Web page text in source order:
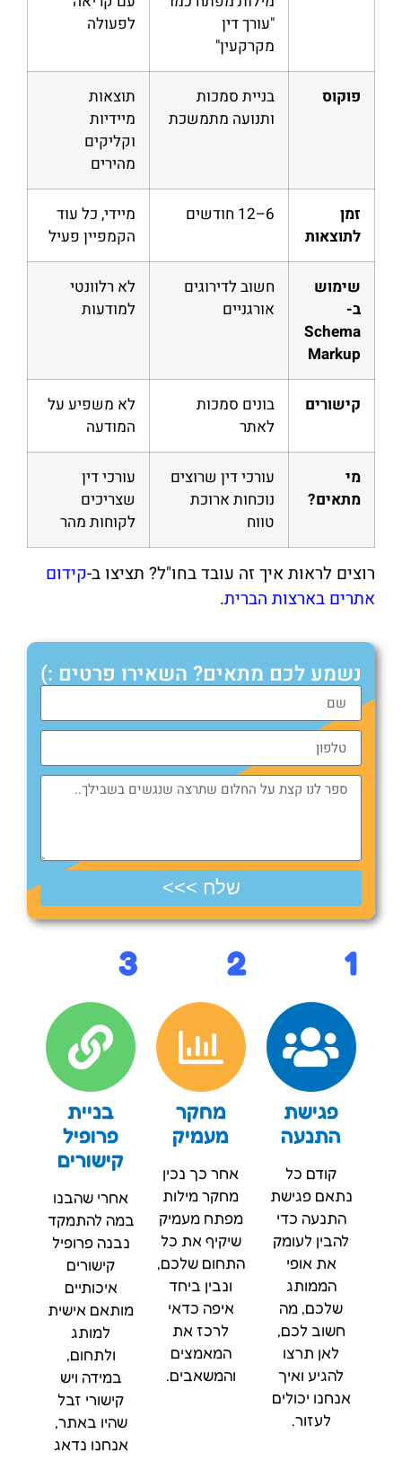
"עורך דין
מקרקעין"
לפעולה
פוקוס
בניית סמכות
ותנועה מתמשכת
תוצאות
מיידיות
וקליקים
מהירים
זמן
לתוצאות
6–12 חודשים
מיידי, כל עוד
הקמפיין פעיל
שימוש
ב-
Schema
Markup
חשוב לדירוגים
אורגניים
לא רלוונטי
למודעות
קישורים
בונים סמכות
לאתר
לא משפיע על
המודעה
מי
מתאים?
עורכי דין שרוצים
נוכחות ארוכת
טווח
עורכי דין
שצריכים
לקוחות מהר
רוצים לראות איך זה עובד בחו"ל? תציצו ב-קידום
אתרים בארצות הברית.
נשמע לכם מתאים? השאירו פרטים :)
שלח >>>
1
פגישת
התנעה
קודם כל
נתאם פגישת
התנעה כדי
להבין לעומק
את אופי
הממותג
שלכם, מה
חשוב לכם,
לאן תרצו
להגיע ואיך
אנחנו יכולים
לעזור.
2
מחקר
מעמיק
אחר כך נכין
מחקר מילות
מפתח מעמיק
שיקיף את כל
התחום שלכם,
ונבין ביחד
איפה כדאי
לרכז את
המאמצים
והמשאבים.
3
בניית
פרופיל
קישורים
אחרי שהבנו
במה להתמקד
נבנה פרופיל
קישורים
איכותיים
מותאם אישית
למותג
ולתחום,
במידה ויש
קישורי זבל
שהיו באתר,
אנחנו נדאג